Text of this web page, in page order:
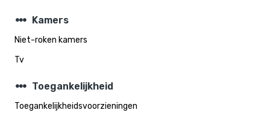
steppers Kamers
Niet-roken kamers
Tv
steppers Toegankelijkheid
Toegankelijkheidsvoorzieningen